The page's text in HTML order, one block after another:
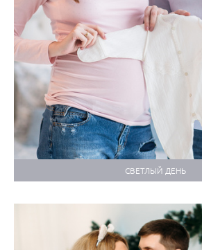
СВЕТЛЫЙ ДЕНЬ